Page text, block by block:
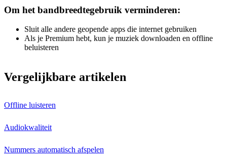
Om het bandbreedtegebruik verminderen:
Sluit alle andere geopende apps die internet gebruiken
Als je Premium hebt, kun je muziek downloaden en offline
beluisteren
Vergelijkbare artikelen
Offline luisteren
Audiokwaliteit
Nummers automatisch afspelen